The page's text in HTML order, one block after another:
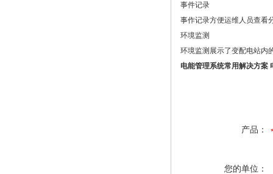
事件记录
事作记录方便运维人员查看
环境监测
环境监测展示了变配电站内
电能管理系统常用解决方案
产品：
您的单位：